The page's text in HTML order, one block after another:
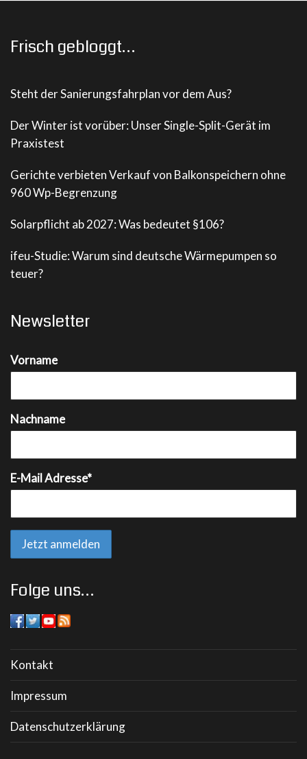
Frisch gebloggt…
Steht der Sanierungsfahrplan vor dem Aus?
Der Winter ist vorüber: Unser Single-Split-Gerät im
Praxistest
Gerichte verbieten Verkauf von Balkonspeichern ohne
960 Wp-Begrenzung
Solarpflicht ab 2027: Was bedeutet §106?
ifeu-Studie: Warum sind deutsche Wärmepumpen so
teuer?
Newsletter
Vorname
Nachname
E-Mail Adresse*
Folge uns…
Kontakt
Impressum
Datenschutzerklärung